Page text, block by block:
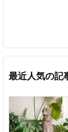
最近人気の記